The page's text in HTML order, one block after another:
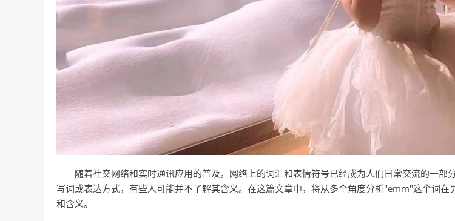
随着社交网络和实时通讯应用的普及，网络上的词汇和表情符号已经成为人们日常交流的一部
写词或表达方式，有些人可能并不了解其含义。在这篇文章中，将从多个角度分析"emm"这个词在
和含义。